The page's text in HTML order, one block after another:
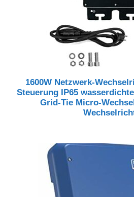
1600W Netzwerk-
Steuerung IP65
Grid-Tie Micro-